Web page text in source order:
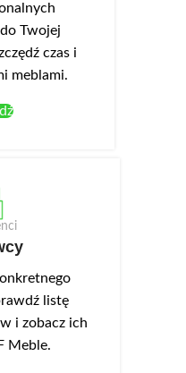
Twojej
czas i
meblami.
listę
i zobacz ich
Meble.